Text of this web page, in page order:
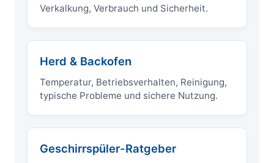
Verkalkung, Verbrauch und Sicherheit.
Herd & Backofen
Temperatur, Betriebsverhalten, Reinigung,
typische Probleme und sichere Nutzung.
Geschirrspüler-Ratgeber